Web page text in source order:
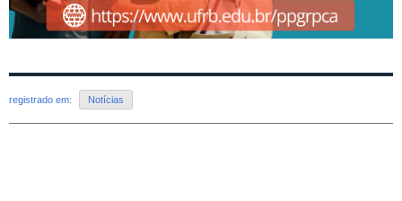
registrado em: Notícias